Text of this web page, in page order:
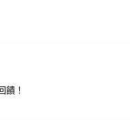
饋！